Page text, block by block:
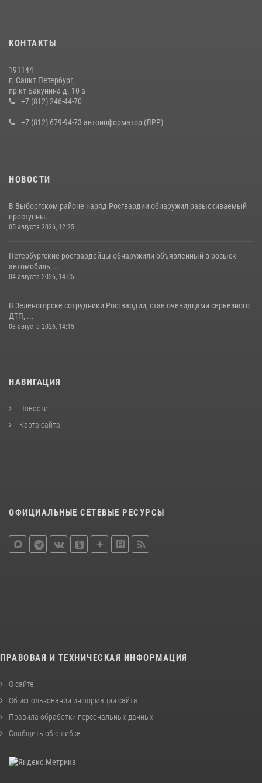
на III Международном петербургском цифровом форуме
В Ленобласти сотрудники Росгвардии провели встречу с
воспитанниками детского клуба «Умные каникулы»
КОНТАКТЫ
191144
г. Санкт Петербург,
пр-кт Бакунина д. 10 а
+7 (812) 246-44-70
+7 (812) 679-94-73 автоинформатор (ЛРР)
НОВОСТИ
В Выборгском районе наряд Росгвардии обнаружил разыскиваемый
преступны...
05 августа 2026, 12:25
Петербургские росгвардейцы обнаружили объявленный в розыск
автомобиль,...
04 августа 2026, 14:05
В Зеленогорске сотрудники Росгвардии, став очевидцами серьезного
ДТП, ...
03 августа 2026, 14:15
НАВИГАЦИЯ
Новости
Карта сайта
ОФИЦИАЛЬНЫЕ СЕТЕВЫЕ РЕСУРСЫ
ПРАВОВАЯ И ТЕХНИЧЕСКАЯ ИНФОРМАЦИЯ
О сайте
Об использовании информации сайта
Правила обработки персональных данных
Сообщить об ошибке